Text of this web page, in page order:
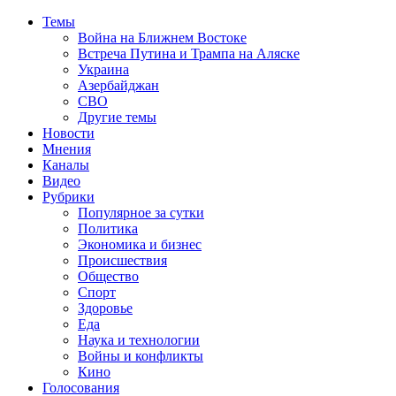
Темы
Война на Ближнем Востоке
Встреча Путина и Трампа на Аляске
Украина
Азербайджан
СВО
Другие темы
Новости
Мнения
Каналы
Видео
Рубрики
Популярное за сутки
Политика
Экономика и бизнес
Происшествия
Общество
Спорт
Здоровье
Еда
Наука и технологии
Войны и конфликты
Кино
Голосования